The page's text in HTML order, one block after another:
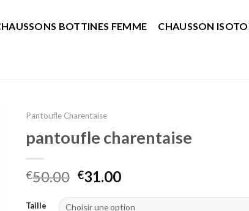
BOTTINES FEMME CHAUSSON
Pantoufle Charentaise
pantoufle charentaise
€50.00 €31.00
Taille